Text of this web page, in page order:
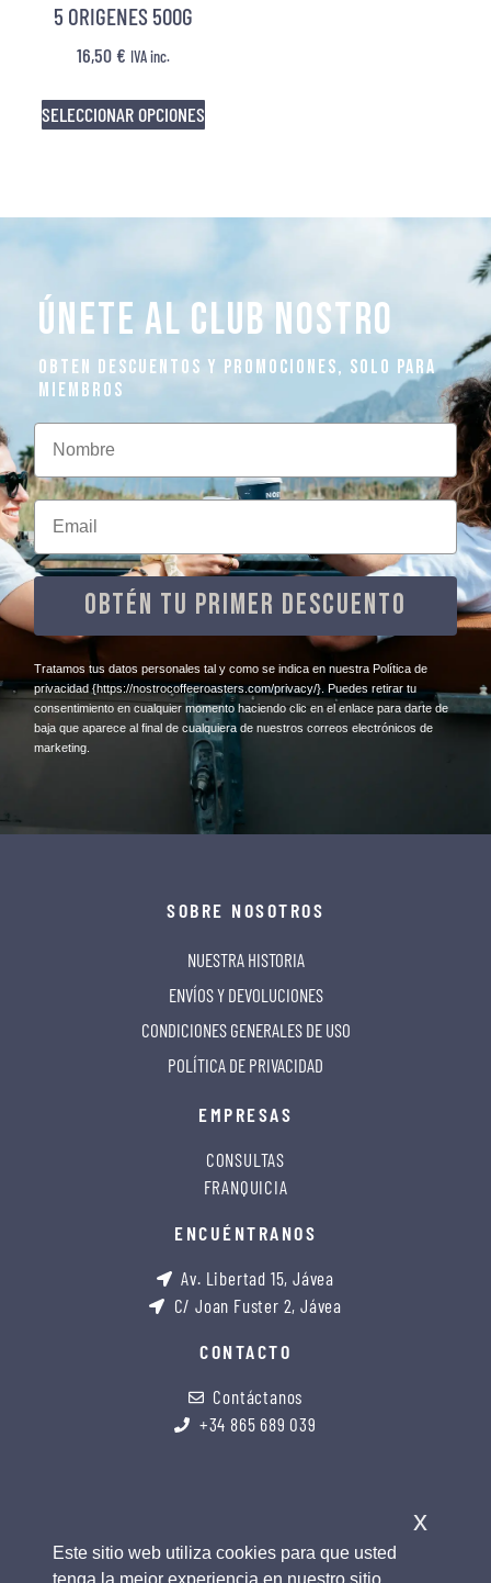
5 ORIGENES 500G
16,50€ IVA inc.
SELECCIONAR OPCIONES
ÚNETE AL CLUB NOSTRO
OBTEN DESCUENTOS Y PROMOCIONES, SOLO PARA
MIEMBROS
Nombre
Email
OBTÉN TU PRIMER DESCUENTO
​Tratamos tus datos personales tal y como se indica en nuestra Política de
privacidad {https://nostrocoffeeroasters.com/privacy/} . Puedes retirar tu
consentimiento en cualquier momento haciendo clic en el enlace para darte de
baja que aparece al final de cualquiera de nuestros correos electrónicos de
marketing.
SOBRE NOSOTROS
NUESTRA HISTORIA
ENVÍOS Y DEVOLUCIONES
CONDICIONES GENERALES DE USO
POLÍTICA DE PRIVACIDAD
EMPRESAS
CONSULTAS
FRANQUICIA
ENCUÉNTRANOS
Av. Libertad 15, Jávea
C/ Joan Fuster 2, Jávea
CONTACTO
Contáctanos
+34 865 689 039
Este sitio web utiliza cookies para que usted
x